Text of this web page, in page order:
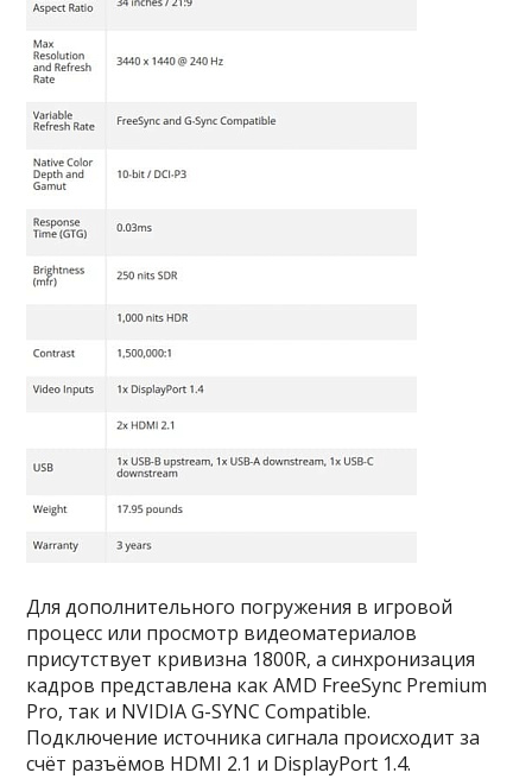
Для дополнительного погружения в игровой
процесс или просмотр видеоматериалов
присутствует кривизна 1800R, а синхронизация
кадров представлена как AMD FreeSync Premium
Pro, так и NVIDIA G-SYNC Compatible.
Подключение источника сигнала происходит за
счёт разъёмов HDMI 2.1 и DisplayPort 1.4.